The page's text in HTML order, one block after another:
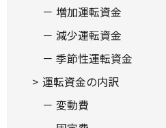
増加運転資金
減少運転資金
季節性運転資金
運転資金の内訳
変動費